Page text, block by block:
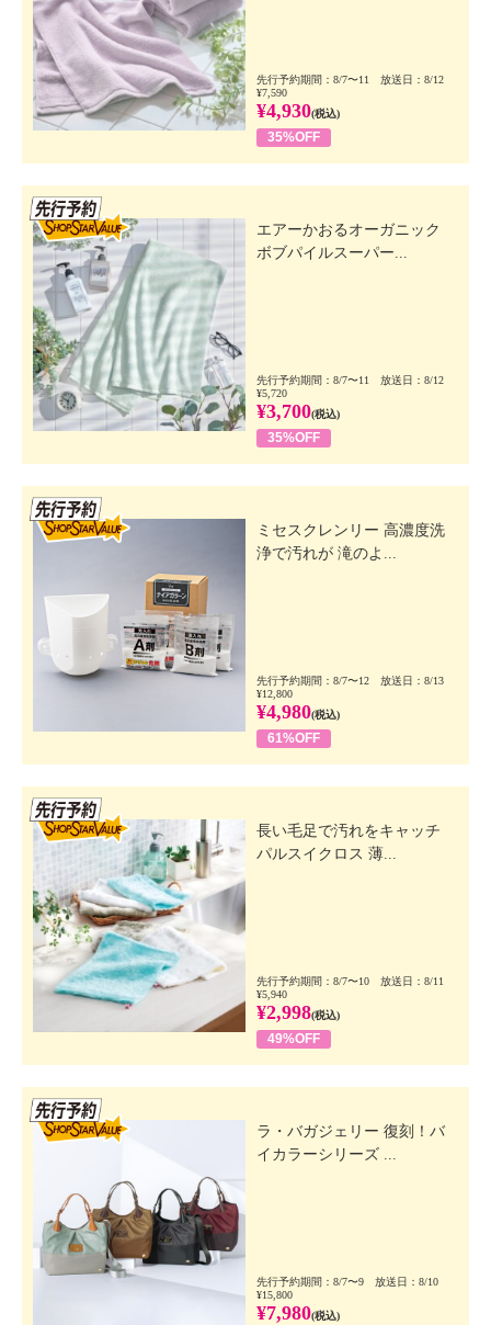
先行予約期間：8/7〜11 放送日：8/12
¥7,590
¥4,930(税込)
35%OFF
エアーかおるオーガニック
ボブパイルスーパー...
先行予約期間：8/7〜11 放送日：8/12
¥5,720
¥3,700(税込)
35%OFF
ミセスクレンリー 高濃度洗
浄で汚れが 滝のよ...
先行予約期間：8/7〜12 放送日：8/13
¥12,800
¥4,980(税込)
61%OFF
長い毛足で汚れをキャッチ
パルスイクロス 薄...
先行予約期間：8/7〜10 放送日：8/11
¥5,940
¥2,998(税込)
49%OFF
ラ・バガジェリー 復刻！バ
イカラーシリーズ ...
先行予約期間：8/7〜9 放送日：8/10
¥15,800
¥7,980(税込)